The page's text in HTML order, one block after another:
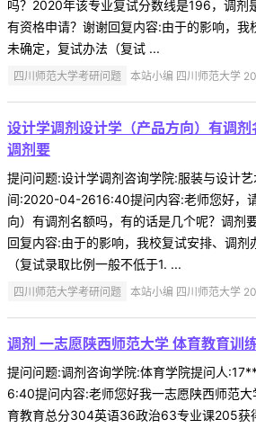
吗？2020年该专业复试分数线是196，调剂
有资格申请？谢谢回复内容:由于的影响，我
未确定，复试办法（复试 ...
四川师范大学考研问题 本站小编 四川师范大学
设计学调剂设计学（产品方向）有调
调剂要
提问问题:设计学调剂咨询学院:服装与设计
间:2020-04-2616:40提问内容:老师您好，
向）有调剂名额吗，有的话是几个呢？调剂
回复内容:由于的影响，我校复试安排、调剂
（复试录取比例一般不低于1. ...
四川师范大学考研问题 本站小编 四川师范大学
调剂 一志愿陕西师范大学 体育教育训
提问问题:调剂咨询学院:体育学院提问人
6:40提问内容:老师您好我一志愿陕西师范
育教育总分304英语36政治63专业课205获